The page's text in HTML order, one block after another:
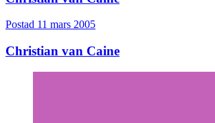
Postad 11 mars 2005
Christian van Caine